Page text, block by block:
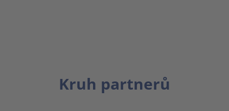
Kruh partnerů